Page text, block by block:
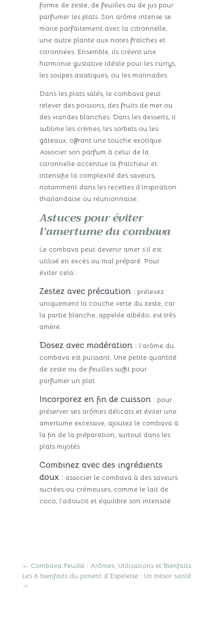
forme de zeste, de feuilles ou de jus pour
parfumer les plats. Son arôme intense se
marie parfaitement avec la citronnelle,
une autre plante aux notes fraîches et
citronnées. Ensemble, ils créent une
harmonie gustative idéale pour les currys,
les soupes asiatiques, ou les marinades.
Dans les plats salés, le combava peut
relever des poissons, des fruits de mer ou
des viandes blanches. Dans les desserts, il
sublime les crèmes, les sorbets ou les
gâteaux, offrant une touche exotique.
Associer son parfum à celui de la
citronnelle accentue la fraîcheur et
intensifie la complexité des saveurs,
notamment dans les recettes d’inspiration
thaïlandaise ou réunionnaise.
Astuces pour éviter
l’amertume du combava
Le combava peut devenir amer s’il est
utilisé en excès ou mal préparé. Pour
éviter cela :
Zestez avec précaution : prélevez
uniquement la couche verte du zeste, car
la partie blanche, appelée albédo, est très
amère.
Dosez avec modération : l’arôme du
combava est puissant. Une petite quantité
de zeste ou de feuilles suffit pour
parfumer un plat.
Incorporez en fin de cuisson : pour
préserver ses arômes délicats et éviter une
amertume excessive, ajoutez le combava à
la fin de la préparation, surtout dans les
plats mijotés.
Combinez avec des ingrédients
doux : associer le combava à des saveurs
sucrées ou crémeuses, comme le lait de
coco, l’adoucit et équilibre son intensité.
← Combava Feuille : Arômes, Utilisations et Bienfaits
Les 6 bienfaits du piment d’Espelette : Un trésor santé
→